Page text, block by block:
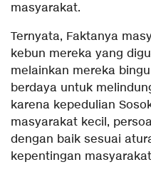
masyarakat.
Ternyata, Faktanya
kebun mereka yang
melainkan mereka
berdaya untuk
karena kepedulian
masyarakat kecil,
dengan baik sesuai
kepentingan